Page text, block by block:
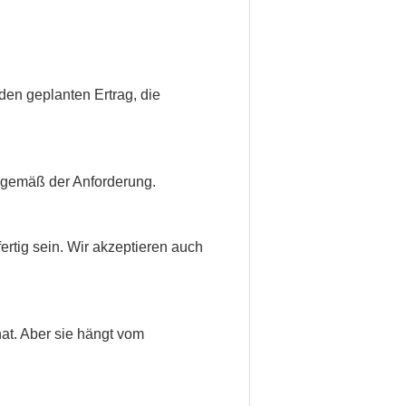
geplanten Ertrag, die
der Anforderung.
sein. Wir akzeptieren auch
Aber sie hängt vom